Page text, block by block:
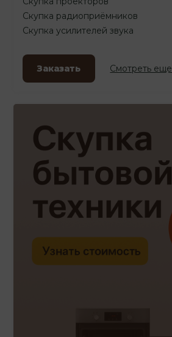
Скупка радиоприёмников
Скупка усилителей звука
Заказать Смотреть еще